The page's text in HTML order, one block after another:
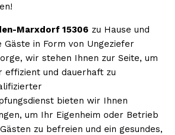
Marxdorf 15306 zu Hause und
Gäste in Form von Ungeziefer
wir stehen Ihnen zur Seite, um
effizient und dauerhaft zu
bieten wir Ihnen
um Ihr Eigenheim oder Betrieb
zu befreien und ein gesundes,